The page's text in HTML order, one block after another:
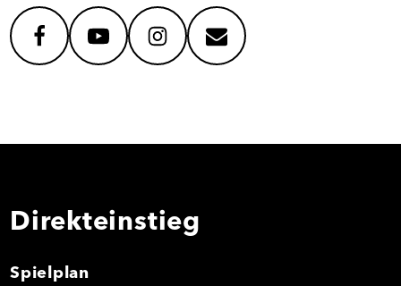
facebookyoutubeinstagrammail
Direkteinstieg
Spielplan